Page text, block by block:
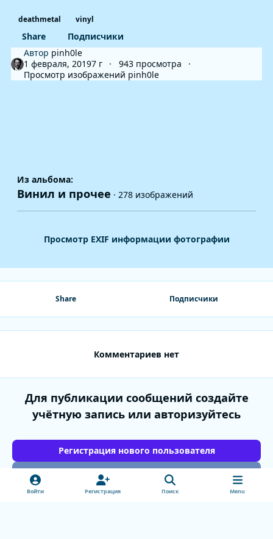
deathmetal vinyl
Share
Подписчики
Автор pinh0le
1 февраля, 20197 г
943 просмотра
Просмотр изображений pinh0le
Из альбома:
Винил и прочее · 278 изображений
Просмотр EXIF информации фотографии
Share Подписчики
Комментариев нет
Для публикации сообщений создайте
учётную запись или авторизуйтесь
Регистрация нового пользователя
Войти
Войти Регистрация Поиск Menu